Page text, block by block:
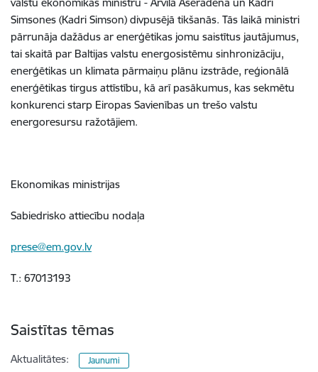
Simsones (Kadri Simson) divpusējā tikšanās. Tās laikā ministri
pārrunāja dažādus ar enerģētikas jomu saistītus jautājumus,
tai skaitā par Baltijas valstu energosistēmu sinhronizāciju,
enerģētikas un klimata pārmaiņu plānu izstrāde, reģionālā
enerģētikas tirgus attīstību, kā arī pasākumus, kas sekmētu
konkurenci starp Eiropas Savienības un trešo valstu
energoresursu ražotājiem.
Ekonomikas ministrijas
Sabiedrisko attiecību nodaļa
prese@em.gov.lv
T.: 67013193
Saistītas tēmas
Aktualitātes: Jaunumi